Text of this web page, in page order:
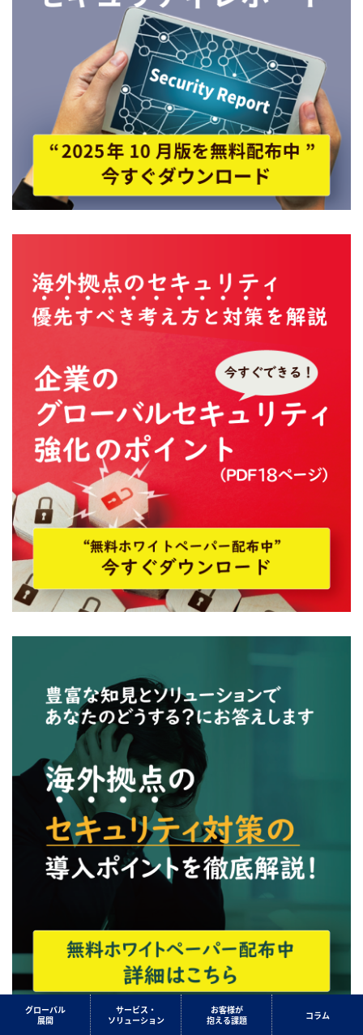
グローバル
展開
サービス・
ソリューション
お客様が
抱える課題
コラム